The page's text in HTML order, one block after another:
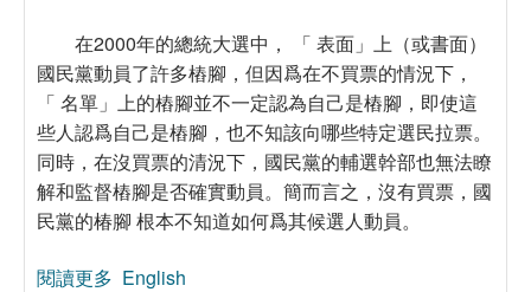
在2000年的總統大選中， 「 表面」上（或書面）
國民黨動員了許多樁腳，但因爲在不買票的情況下，
「 名單」上的樁腳並不一定認為自己是樁腳，即使這
些人認爲自己是樁腳，也不知該向哪些特定選民拉票。
同時，在沒買票的清況下，國民黨的輔選幹部也無法瞭
解和監督樁腳是否確實動員。簡而言之，沒有買票，國
民黨的椿腳 根本不知道如何爲其候選人動員。
閱讀更多 關於重返風芒縣：國民黨選舉機器的成功與失敗
English